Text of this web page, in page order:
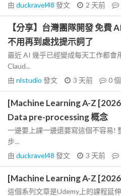
由 duckravel48 發文 2 天前
【分享】台灣團隊開發 免費
不用再到處找提示詞了
最近 AI 幾乎已經變成每天工作都會
Claud...
由 nlstudio 發文 3 天前 0
[Machine Learning A-Z
Data pre-processing 概念
一邊要上課一邊還要寫這個不容易!
步...
由 duckravel48 發文 3 天前
[Machine Learning A-Z
這個系列文章是Udemy上的課程延